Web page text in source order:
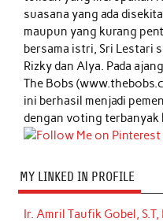
suasana yang ada
maupun yang kurang
bersama istri, Sri Lestari
Rizky dan Alya. Pada
The Bobs
ini berhasil menjadi
dengan voting terbanyak
MY LINKED IN PROFILE
Ir. Amril Taufik Gobel, S.T,